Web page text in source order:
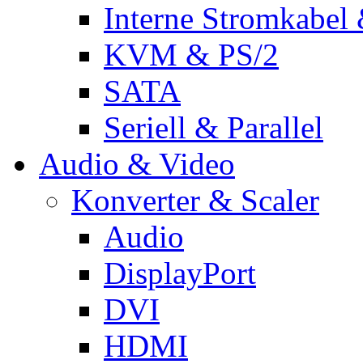
Interne Stromkabel
KVM & PS/2
SATA
Seriell & Parallel
Audio & Video
Konverter & Scaler
Audio
DisplayPort
DVI
HDMI